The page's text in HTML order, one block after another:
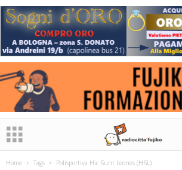
Home Tags Polisportiva Hic Sunt Leones (HSL)